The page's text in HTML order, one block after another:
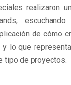
realizaron
de cómo
lo que
tipo de proyectos.